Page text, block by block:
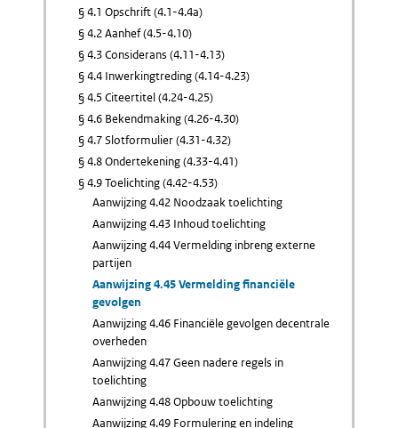
§ 4.1 Opschrift (4.1-4.4a)
§ 4.2 Aanhef (4.5-4.10)
§ 4.3 Considerans (4.11-4.13)
§ 4.4 Inwerkingtreding (4.14-4.23)
§ 4.5 Citeertitel (4.24-4.25)
§ 4.6 Bekendmaking (4.26-4.30)
§ 4.7 Slotformulier (4.31-4.32)
§ 4.8 Ondertekening (4.33-4.41)
§ 4.9 Toelichting (4.42-4.53)
Aanwijzing 4.42 Noodzaak toelichting
Aanwijzing 4.43 Inhoud toelichting
Aanwijzing 4.44 Vermelding inbreng externe
partijen
Aanwijzing 4.45 Vermelding financiële
gevolgen
Aanwijzing 4.46 Financiële gevolgen decentrale
overheden
Aanwijzing 4.47 Geen nadere regels in
toelichting
Aanwijzing 4.48 Opbouw toelichting
Aanwijzing 4.49 Formulering en indeling